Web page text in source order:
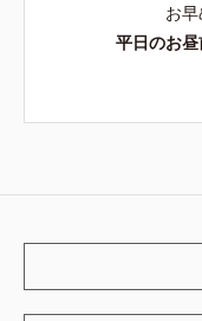
お早
平日のお